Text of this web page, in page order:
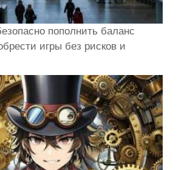
пополнить баланс
игры без рисков и